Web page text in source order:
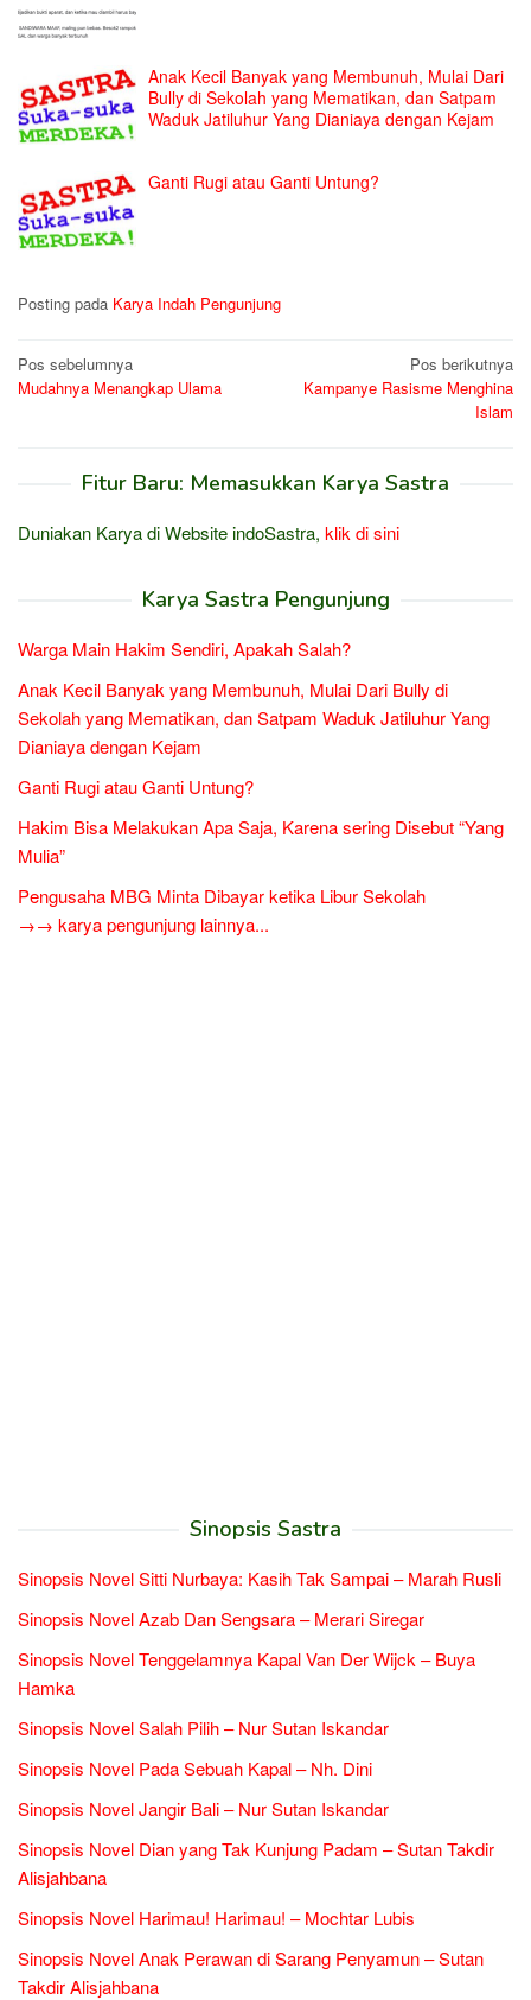
Anak Kecil Banyak yang Membunuh, Mulai Dari
Bully di Sekolah yang Mematikan, dan Satpam
Waduk Jatiluhur Yang Dianiaya dengan Kejam
Ganti Rugi atau Ganti Untung?
Posting pada Karya Indah Pengunjung
Navigasi
pos
Pos sebelumnya
Mudahnya Menangkap Ulama
Pos berikutnya
Kampanye Rasisme Menghina
Islam
Fitur Baru: Memasukkan Karya Sastra
Duniakan Karya di Website indoSastra, klik di sini
Karya Sastra Pengunjung
Warga Main Hakim Sendiri, Apakah Salah?
Anak Kecil Banyak yang Membunuh, Mulai Dari Bully di
Sekolah yang Mematikan, dan Satpam Waduk Jatiluhur Yang
Dianiaya dengan Kejam
Ganti Rugi atau Ganti Untung?
Hakim Bisa Melakukan Apa Saja, Karena sering Disebut “Yang
Mulia”
Pengusaha MBG Minta Dibayar ketika Libur Sekolah
→→ karya pengunjung lainnya...
Sinopsis Sastra
Sinopsis Novel Sitti Nurbaya: Kasih Tak Sampai – Marah Rusli
Sinopsis Novel Azab Dan Sengsara – Merari Siregar
Sinopsis Novel Tenggelamnya Kapal Van Der Wijck – Buya
Hamka
Sinopsis Novel Salah Pilih – Nur Sutan Iskandar
Sinopsis Novel Pada Sebuah Kapal – Nh. Dini
Sinopsis Novel Jangir Bali – Nur Sutan Iskandar
Sinopsis Novel Dian yang Tak Kunjung Padam – Sutan Takdir
Alisjahbana
Sinopsis Novel Harimau! Harimau! – Mochtar Lubis
Sinopsis Novel Anak Perawan di Sarang Penyamun – Sutan
Takdir Alisjahbana